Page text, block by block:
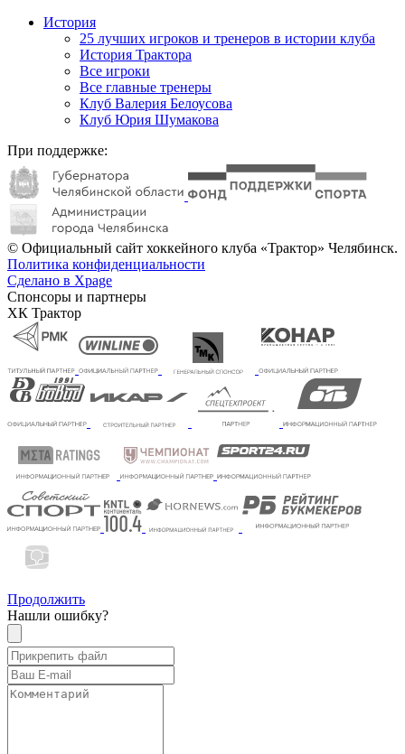
История
25 лучших игроков и тренеров в истории клуба
История Трактора
Все игроки
Все главные тренеры
Клуб Валерия Белоусова
Клуб Юрия Шумакова
При поддержке:
© Официальный сайт хоккейного клуба «Трактор» Челябинск.
Политика конфиденциальности
Сделано в Xpage
Спонсоры и партнеры
ХК Трактор
Продолжить
Нашли ошибку?